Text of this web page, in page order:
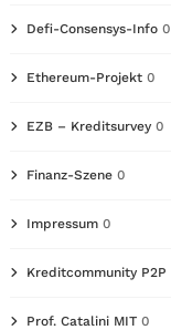
Defi-Consensys-Info 0
Ethereum-Projekt 0
EZB – Kreditsurvey 0
Finanz-Szene 0
Impressum 0
Kreditcommunity P2P
Prof. Catalini MIT 0